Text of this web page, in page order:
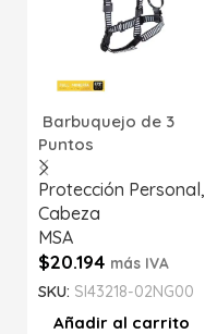
Barbuquejo de 3
Puntos
Protección Personal,
Cabeza
MSA
$20.194 más IVA
SKU: SI43218-02NG00
Añadir al carrito